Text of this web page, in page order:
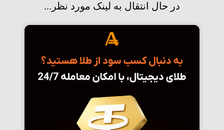
در حال انتقال به لینک مورد نظر...